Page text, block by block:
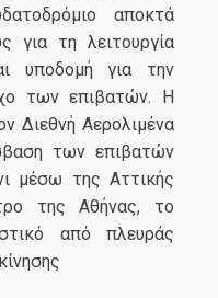
αποκτά
για τη λειτουργία
υποδομή για την
των επιβατών. Η
Διεθνή Αερολιμένα
των επιβατών
μέσω της Αττικής
της Αθήνας, το
από πλευράς